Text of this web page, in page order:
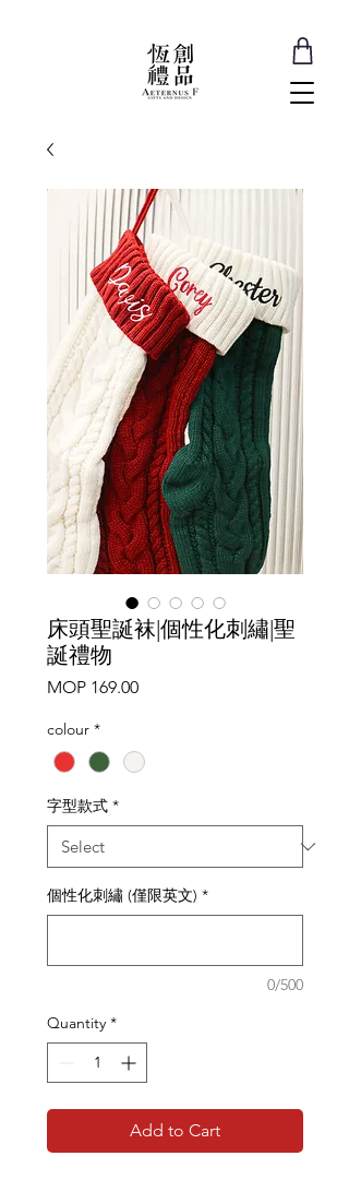
床頭聖誕袜|個性化刺繡|聖
誕禮物
MOP 169.00Price
colour *
字型款式 *
個性化刺繡 (僅限英文) *
0/500
Quantity *
Add to Cart